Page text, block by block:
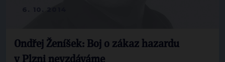
Ondřej Ženíšek: Boj o zákaz hazardu
v Plzni nevzdáváme